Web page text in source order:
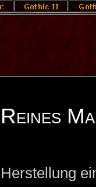
Reines
Herstellung